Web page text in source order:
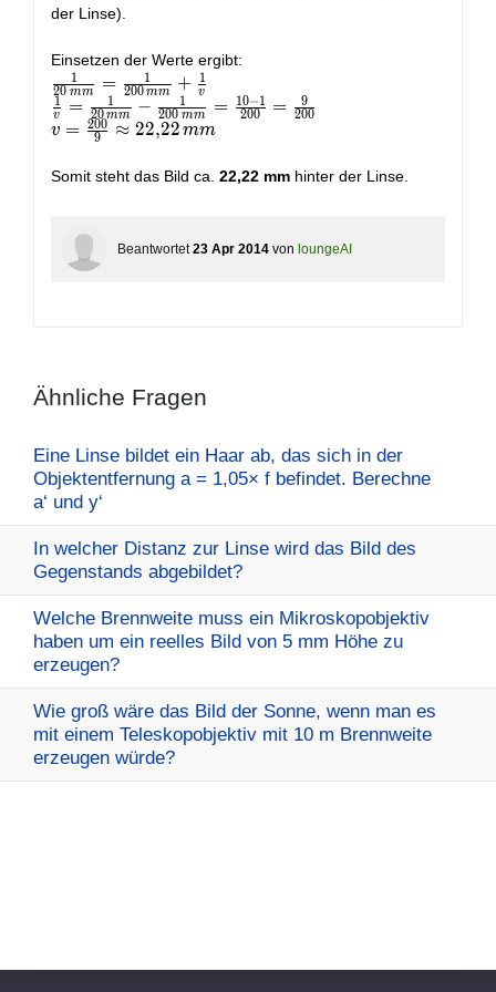
\right)
der Linse).
Einsetzen der Werte ergibt:
\frac{1}
{20\,mm}
= \frac{1}
+ \frac{1}
20 mm
1 = 200mm
1 + v
1
\frac{1}
{v} =
{20\,mm}
= \frac{10
- 1}{200}
v
1 = 20mm
1 − 200 mm
1 = 200
10−1 = 200
9
v =
{9}
v = 9
200 ≈ 22,22 mm
Somit steht das Bild ca. 22,22 mm hinter der Linse.
Beantwortet 23 Apr 2014 von loungeAI
Ähnliche Fragen
Eine Linse bildet ein Haar ab, das sich in der
Objektentfernung a = 1,05× f befindet. Berechne
a‘ und y‘
In welcher Distanz zur Linse wird das Bild des
Gegenstands abgebildet?
Welche Brennweite muss ein Mikroskopobjektiv
haben um ein reelles Bild von 5 mm Höhe zu
erzeugen?
Wie groß wäre das Bild der Sonne, wenn man es
mit einem Teleskopobjektiv mit 10 m Brennweite
erzeugen würde?